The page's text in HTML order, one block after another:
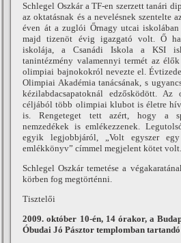
Schlegel Oszkár a TF-en szerzett tanári
az oktatásnak és a nevelésnek szentelte
éven át a zuglói Őrnagy utcai
majd tizenöt évig igazgató volt. Ő
iskolája, a Csanádi Iskola a KSI
tanintézmény valamennyi termét az
olimpiai bajnokokról nevezte el.
Olimpiai Akadémia tanácsának, s
kézilabdacsapatoknál edzősködött. Az
céljából több olimpiai klubot is életre
is. Rengeteget tett azért, hogy a
nemzedékek is emlékezzenek.
egyik legjobbjáról, „Volt egyszer
emlékkönyv” cí­mmel megjelent kötet volt.
Schlegel Oszkár temetése a
körben fog megtörténni.
Tisztelői
2009. október 10-én, 14 órakor, a
Óbudai Jó Pásztor templomban